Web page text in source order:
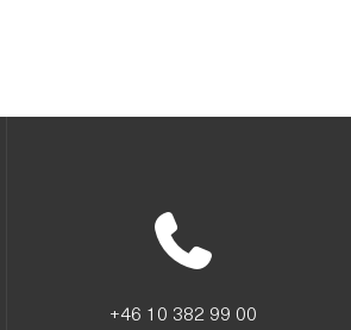
+46 10 382 99 00